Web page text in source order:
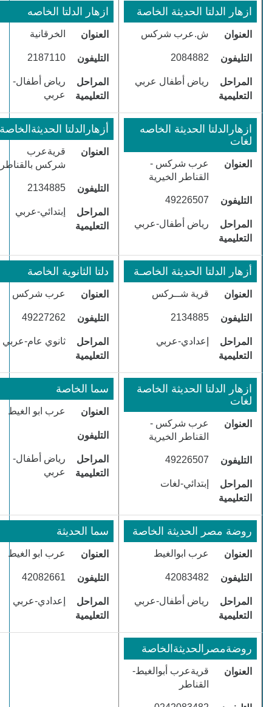
ازهار الدلتا الحديثة الخاصة
العنوان ش.عرب شركس
التليفون ​2084882
المراحل
التعليمية
​رياض أطفال عربي
​ازهار الدلتا الخاصه
العنوان ​الخرقانية
التليفون ​2187110
المراحل
التعليمية
​رياض أطفال-
عربي
​ازهارالدلتا الحديثة الخاصه
لغات
العنوان
​عرب شركس -
القناطر الخيرية
التليفون ​49226507
المراحل
التعليمية
​رياض أطفال-عربي
أزهارالدلتا الحديثةالخاصة
العنوان
قريةعرب
شركس بالقناطر
التليفون ​2134885
المراحل
التعليمية
​إبتدائي-عربي
أزهار الدلتا الحديثة الخاصـة
العنوان قرية شــركس
التليفون ​2134885
المراحل
التعليمية
​إعدادي-عربي
دلتا الثانوية الخاصة
العنوان عرب شركس
التليفون ​49227262
المراحل
التعليمية
​ثانوي عام-عربي
ازهار الدلتا الحديثة الخاصة
لغات
العنوان
عرب شركس -
القناطر الخيرية
التليفون ​49226507
المراحل
التعليمية
​إبتدائي-لغات
سما الخاصة
العنوان عرب ابو الغيط
التليفون
المراحل
التعليمية
​رياض أطفال-
عربي
​روضة مصر الحديثة الخاصة
العنوان ​عرب ابوالغيط
التليفون ​42083482
المراحل
التعليمية
​رياض أطفال-عربي
​سما الحديثة
العنوان ​عرب ابو الغيط
التليفون ​42082661
المراحل
التعليمية
​إعدادي-عربي
​روضةمصرالحديثةالخاصة
العنوان
​قريةعرب أبوالغيط-
القناطر